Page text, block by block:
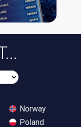
Norway
Poland